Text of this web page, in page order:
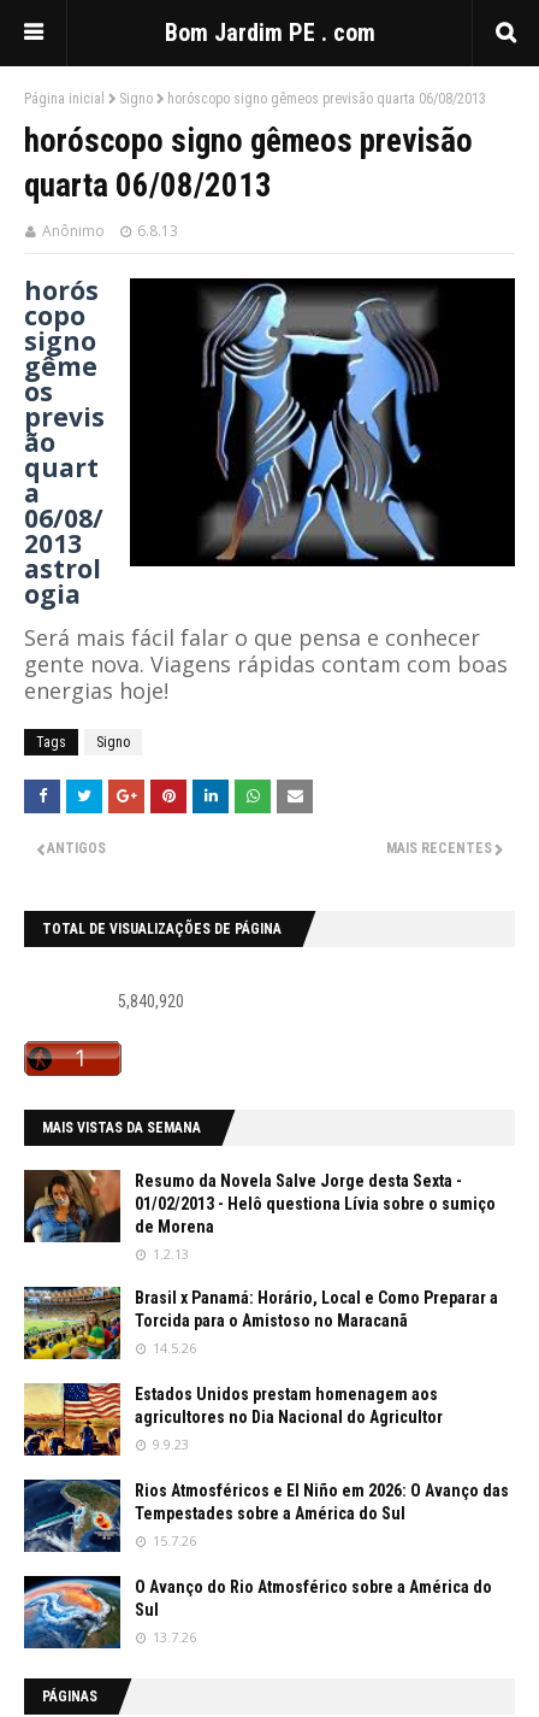
Bom Jardim PE . com
Página inicial Signo horóscopo signo gêmeos previsão quarta 06/08/2013
horóscopo signo gêmeos previsão
quarta 06/08/2013
Anônimo 6.8.13
horós
copo
signo
gême
os
previs
ão
quart
a
06/08/
2013
astrol
ogia
Será mais fácil falar o que pensa e conhecer
gente nova. Viagens rápidas contam com boas
energias hoje!
Tags Signo
MAIS RECENTES
ANTIGOS
TOTAL DE VISUALIZAÇÕES DE PÁGINA
5,840,920
MAIS VISTAS DA SEMANA
Resumo da Novela Salve Jorge desta Sexta -
01/02/2013 - Helô questiona Lívia sobre o sumiço
de Morena
1.2.13
Brasil x Panamá: Horário, Local e Como Preparar a
Torcida para o Amistoso no Maracanã
14.5.26
Estados Unidos prestam homenagem aos
agricultores no Dia Nacional do Agricultor
9.9.23
Rios Atmosféricos e El Niño em 2026: O Avanço das
Tempestades sobre a América do Sul
15.7.26
O Avanço do Rio Atmosférico sobre a América do
Sul
13.7.26
PÁGINAS